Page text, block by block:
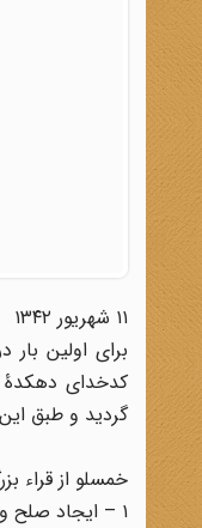
۱۱ شهریور ۱۳۴۲
کدخدای دهکدۀ
گردید و طبق این حکم نامبرده از روز
خمسلو از قراء
۱ – ایجاد صلح و صفا بین اهالی و رفع هرگونه اختلاف